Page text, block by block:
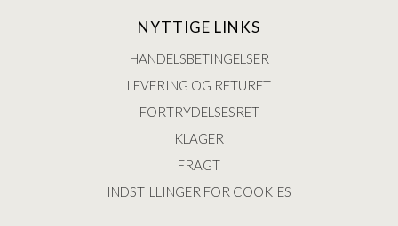
NYTTIGE LINKS
HANDELSBETINGELSER
LEVERING OG RETURET
FORTRYDELSESRET
KLAGER
FRAGT
INDSTILLINGER FOR COOKIES